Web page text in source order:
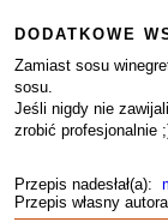
DODATKOWE
Zamiast sosu
sosu.
Jeśli nigdy nie
zrobić profesjonalnie
Przepis nadesłał(a):
Przepis własny